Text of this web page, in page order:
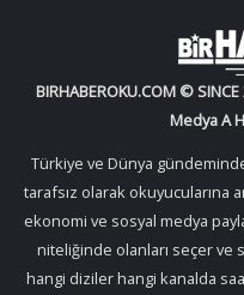
BIRHABEROKU.COM ©
Medya A
Türkiye ve Dünya
tarafsız olarak okuyucularına
ekonomi ve sosyal medya
niteliğinde olanları seçer ve
hangi diziler hangi kanalda